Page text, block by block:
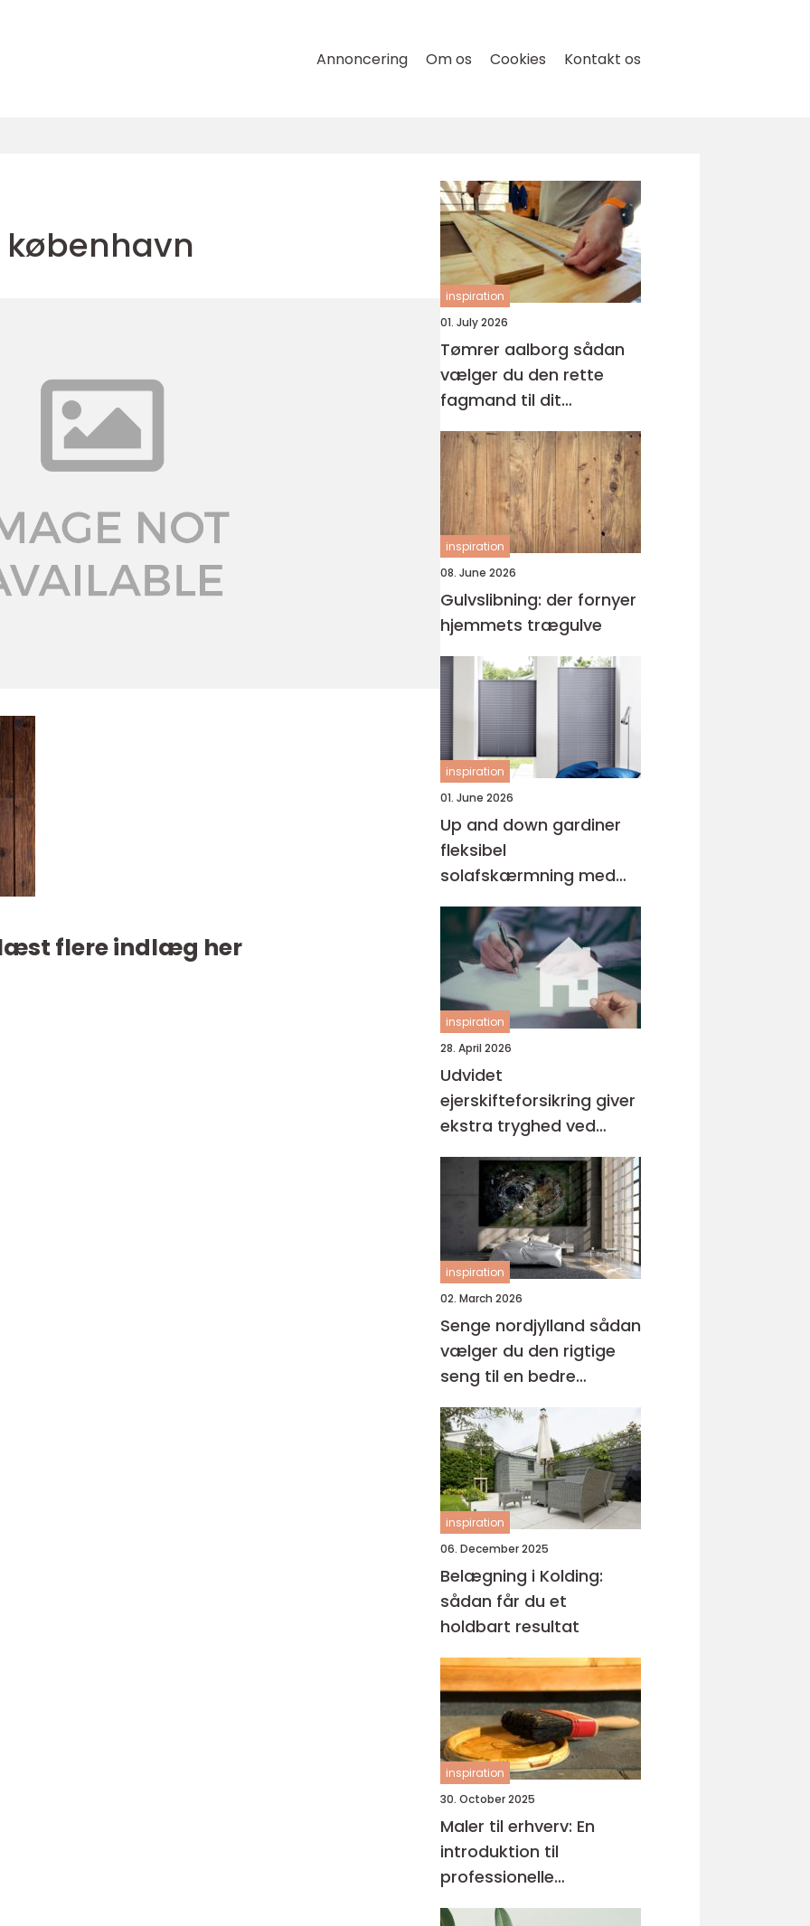
Annoncering Om os Cookies Kontakt os
flere indlæg her
inspiration
01. July 2026
Tømrer aalborg sådan
vælger du den rette
fagmand til dit
byggeprojekt
inspiration
08. June 2026
Gulvslibning: der fornyer
hjemmets trægulve
inspiration
01. June 2026
Up and down gardiner
fleksibel
solafskærmning med
stil
inspiration
28. April 2026
Udvidet
ejerskifteforsikring giver
ekstra tryghed ved
boligkøb
inspiration
02. March 2026
Senge nordjylland sådan
vælger du den rigtige
seng til en bedre
nattesøvn
inspiration
06. December 2025
Belægning i Kolding:
sådan får du et
holdbart resultat
inspiration
30. October 2025
Maler til erhverv: En
introduktion til
professionelle
malerløsninger